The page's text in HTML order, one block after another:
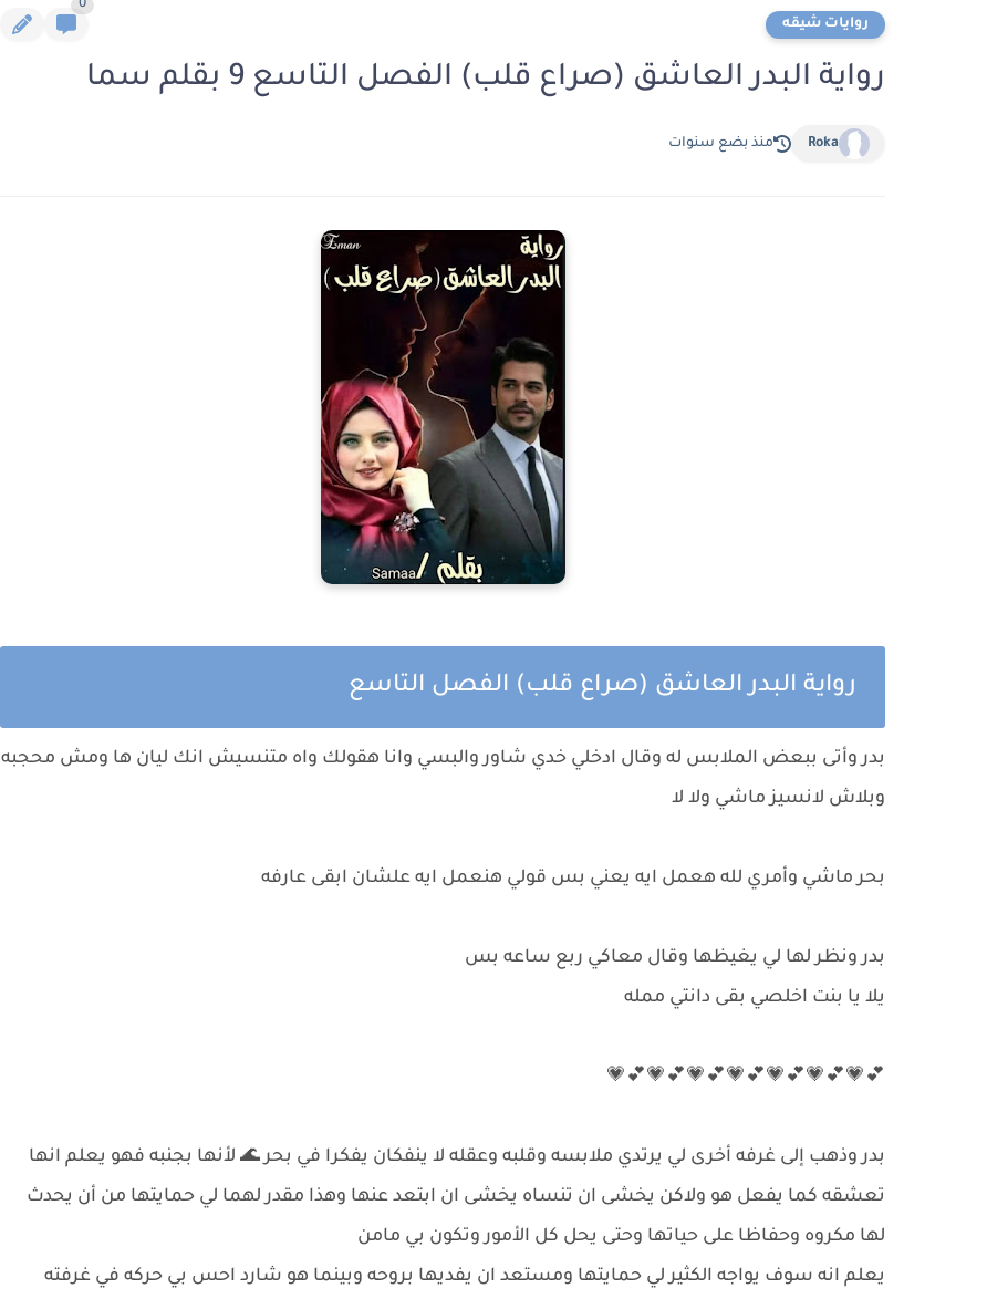
روايات شيقه
0
رواية البدر العاشق (صراع قلب) الفصل التاسع 9 بقلم سما
Roka منذ بضع سنوات
رواية البدر العاشق (صراع قلب) الفصل التاسع
بدر وأتى ببعض الملابس له وقال ادخلي خدي شاور والبسي وانا هقولك واه متنسيش انك ليان ها ومش محجبه
وبلاش لانسيز ماشي ولا لا
بحر ماشي وأمري لله هعمل ايه يعني بس قولي هنعمل ايه علشان ابقى عارفه
بدر ونظر لها لي يغيظها وقال معاكي ربع ساعه بس
يلا يا بنت اخلصي بقى دانتي ممله
💕💗💕💗💕💗💕💗💕💗💕💗💕💗
بدر وذهب إلى غرفه أخرى لي يرتدي ملابسه وقلبه وعقله لا ينفكان يفكرا في بحر 🌊 لأنها بجنبه فهو يعلم انها
تعشقه كما يفعل هو ولاكن يخشى ان تنساه يخشى ان ابتعد عنها وهذا مقدر لهما لي حمايتها من أن يحدث
لها مكروه وحفاظا على حياتها وحتى يحل كل الأمور وتكون بي مامن
يعلم انه سوف يواجه الكثير لي حمايتها ومستعد ان يفديها بروحه وبينما هو شارد احس بي حركه في غرفته